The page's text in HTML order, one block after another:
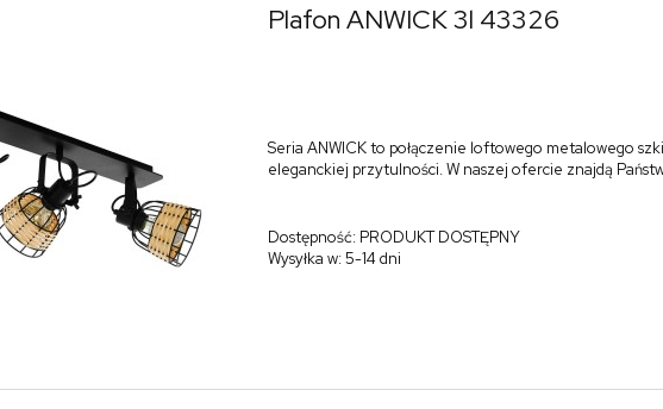
Plafon ANWICK 3l 43326
Seria ANWICK to połączenie loftowego metalowego
eleganckiej przytulności. W naszej ofercie znajdą
Dostępność: PRODUKT DOSTĘPNY
Wysyłka w:5-14 dni